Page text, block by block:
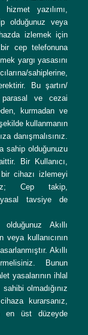
yazılımı,
olduğunuz veya
izlemek için
bir cep telefonuna
yargı yasasını
sahiplerine,
Bu şartın/
parasal ve cezai
kurmadan ve
kullanmanın
danışmalısınız.
sahip olduğunuzu
Bir Kullanıcı,
bir cihazı izlemeyi
Cep takip,
yasal tavsiye de
Akıllı
veya kullanıcının
Akıllı
Bunun
yasalarının ihlal
olmadığınız
kurarsanız,
en üst düzeyde